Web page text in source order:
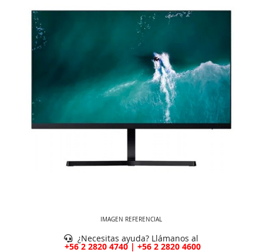
IMAGEN REFERENCIAL
¿Necesitas ayuda? Llámanos al
+56 2 2820 4740 | +56 2 2820 4600